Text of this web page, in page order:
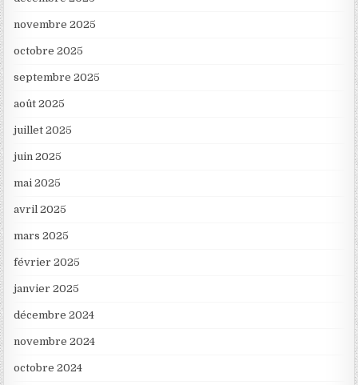
novembre 2025
octobre 2025
septembre 2025
août 2025
juillet 2025
juin 2025
mai 2025
avril 2025
mars 2025
février 2025
janvier 2025
décembre 2024
novembre 2024
octobre 2024